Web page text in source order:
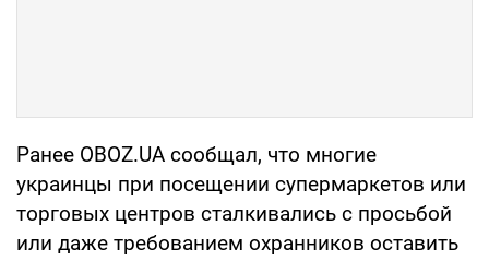
Ранее OBOZ.UA сообщал, что многие
украинцы при посещении супермаркетов или
торговых центров сталкивались с просьбой
или даже требованием охранников оставить